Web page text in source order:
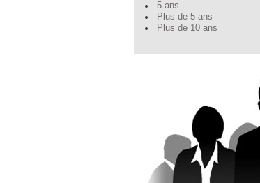
5 ans
Plus de 5 ans
Plus de 10 ans